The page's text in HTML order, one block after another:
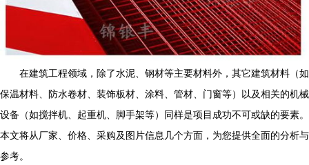
在建筑工程领域，除了水泥、钢材等主要材料外，其它建筑材料（如
保温材料、防水卷材、装饰板材、涂料、管材、门窗等）以及相关的机械
设备（如搅拌机、起重机、脚手架等）同样是项目成功不可或缺的要素。
本文将从厂家、价格、采购及图片信息几个方面，为您提供全面的分析与
参考。